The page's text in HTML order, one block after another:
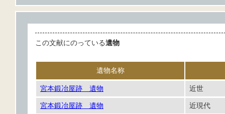
この文献にのっている遺物
遺物名称
宮本鍛冶屋跡 遺物 近世
宮本鍛冶屋跡 遺物 近現代